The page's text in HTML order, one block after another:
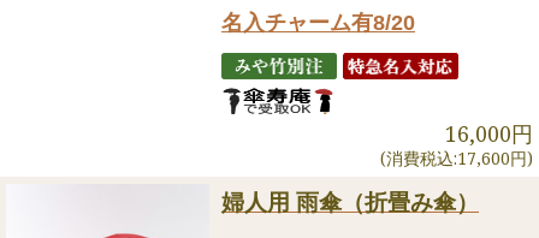
名入チャーム有8/20
16,000円
(消費税込:17,600円)
婦人用 雨傘（折畳み傘）